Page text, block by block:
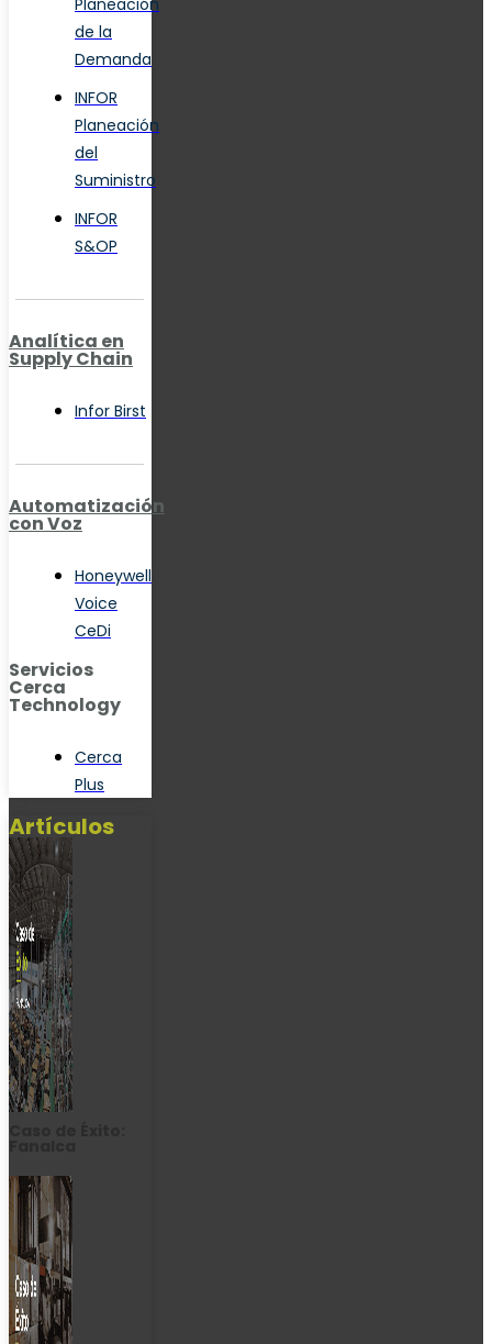
Planeación
de la
Demanda
INFOR
Planeación
del
Suministro
INFOR
S&OP
Analítica en
Supply Chain
Infor Birst
Automatización
con Voz
Honeywell
Voice
CeDi
Servicios
Cerca
Technology
Cerca
Plus
Artículos